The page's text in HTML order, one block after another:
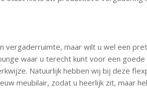
vergaderruimte, maar wilt u wel een
waar u terecht kunt voor een
Natuurlijk hebben wij bij deze
meubilair, zodat u heerlijk zit, maar